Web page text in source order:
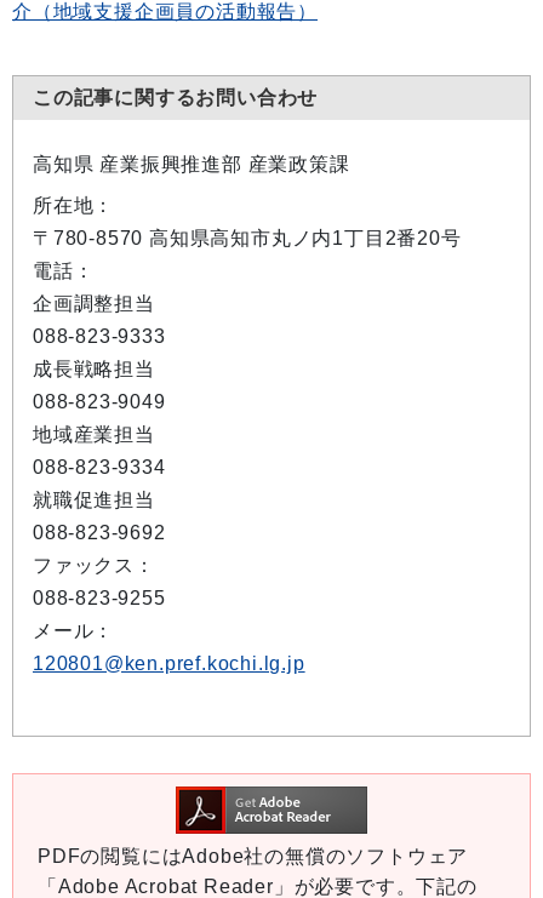
介（地域支援企画員の活動報告）
この記事に関するお問い合わせ
高知県 産業振興推進部 産業政策課
所在地：
〒780-8570 高知県高知市丸ノ内1丁目2番20号
電話：
企画調整担当
088-823-9333
成長戦略担当
088-823-9049
地域産業担当
088-823-9334
就職促進担当
088-823-9692
ファックス：
088-823-9255
メール：
120801@ken.pref.kochi.lg.jp
PDFの閲覧にはAdobe社の無償のソフトウェア
「Adobe Acrobat Reader」が必要です。下記の